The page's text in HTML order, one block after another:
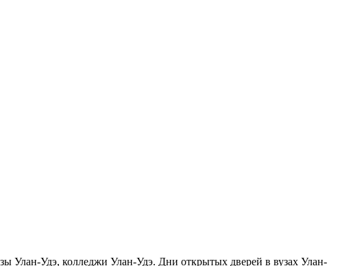
Улан-Удэ, колледжи Улан-Удэ. Дни открытых дверей в вузах Улан-